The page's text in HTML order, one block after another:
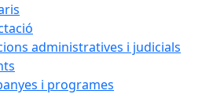
administratives i judicials
i programes